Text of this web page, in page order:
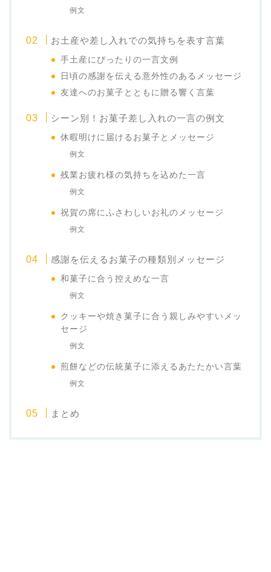
例文
お土産や差し入れでの気持ちを表す言葉
手土産にぴったりの一言文例
日頃の感謝を伝える意外性のあるメッセージ
友達へのお菓子とともに贈る響く言葉
シーン別！お菓子差し入れの一言の例文
休暇明けに届けるお菓子とメッセージ
例文
残業お疲れ様の気持ちを込めた一言
例文
祝賀の席にふさわしいお礼のメッセージ
例文
感謝を伝えるお菓子の種類別メッセージ
和菓子に合う控えめな一言
例文
クッキーや焼き菓子に合う親しみやすいメッ
セージ
例文
煎餅などの伝統菓子に添えるあたたかい言葉
例文
まとめ